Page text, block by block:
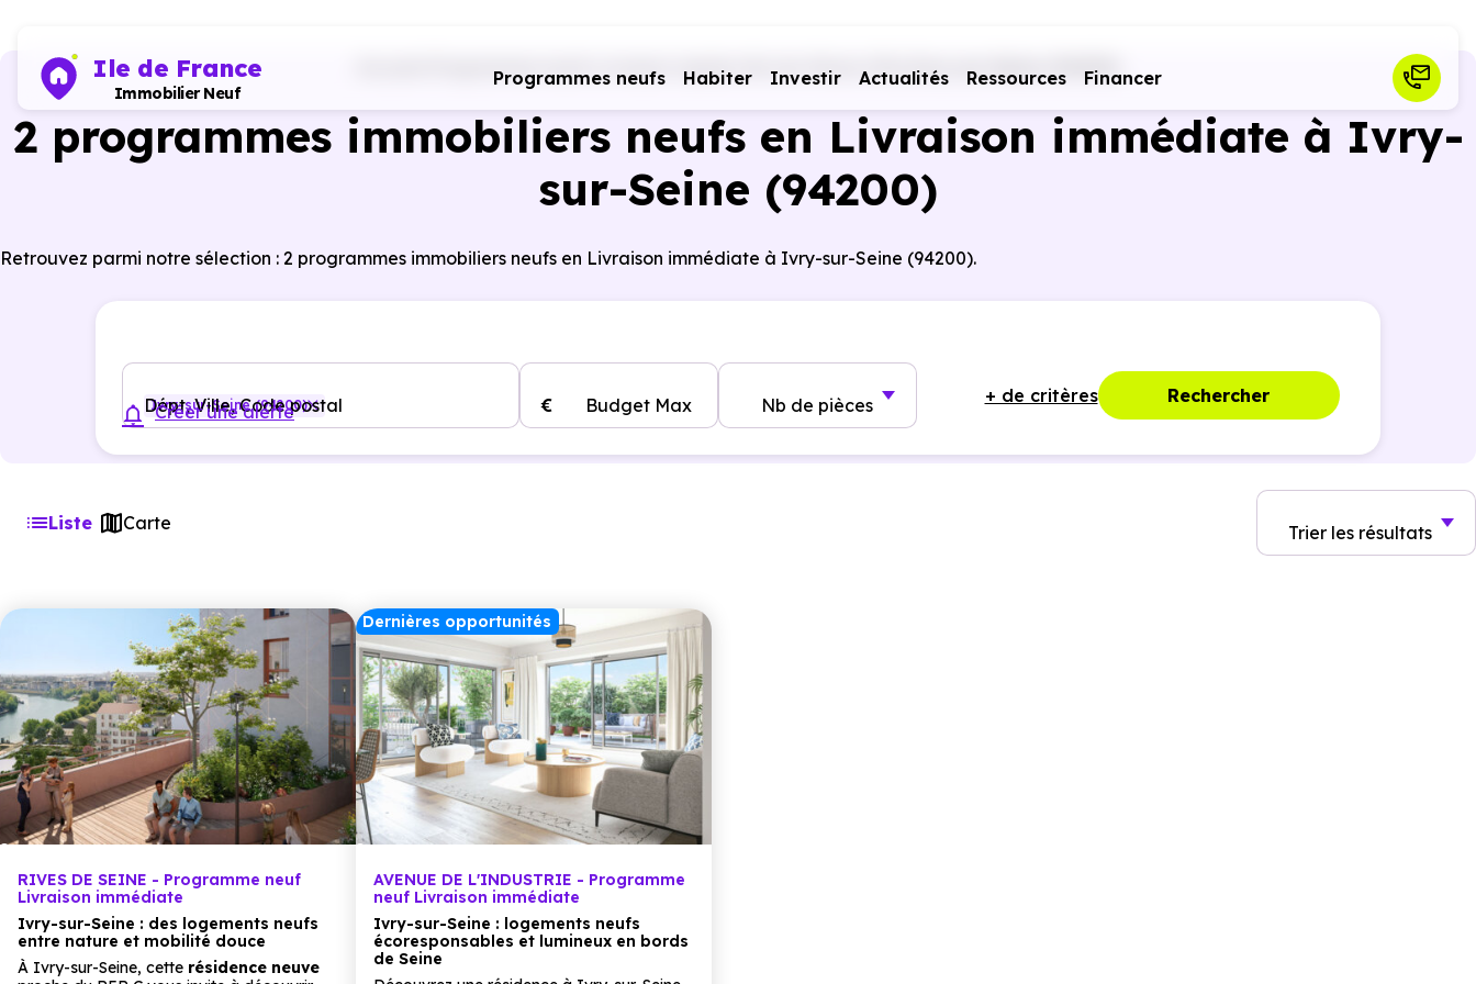
Ile de France
Immobilier Neuf
Programmes neufs Habiter Investir Actualités Ressources Financer
Programmes neufs Livraison rapide Val-de-Marne (94) Ivry-sur-Seine (94200)
2 programmes immobiliers neufs en Livraison immédiate à Ivry-
sur-Seine (94200)
Retrouvez parmi notre sélection : 2 programmes immobiliers neufs en Livraison immédiate à Ivry-sur-Seine (94200).
Dépt, Ville, Code postal
Ivry-sur-Seine (94200) Budget Max
€ Nb de pièces + de critères Rechercher
Créer une alerte
Liste Carte Trier les résultats
RIVES DE SEINE - Programme neuf
Livraison immédiate
Ivry-sur-Seine : des logements neufs
entre nature et mobilité douce
À Ivry-sur-Seine, cette résidence neuve
Dernières opportunités
AVENUE DE L'INDUSTRIE - Programme
neuf Livraison immédiate
Ivry-sur-Seine : logements neufs
écoresponsables et lumineux en bords
de Seine